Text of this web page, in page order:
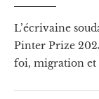
L’écrivaine
Pinter Prize
foi, migration et